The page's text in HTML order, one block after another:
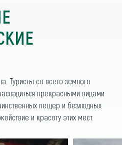
Туристы со всего земного
прекрасными видами
пещер и безлюдных
и красоту этих мест.